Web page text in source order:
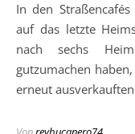
In den
auf das letzte
nach sechs
gutzumachen
erneut